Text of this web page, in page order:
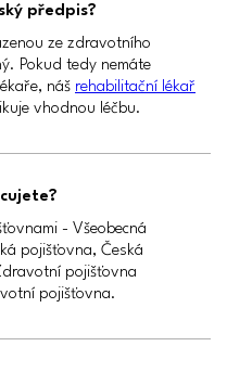
předpis?
ze zdravotního
Pokud tedy nemáte
náš rehabilitační lékař
vhodnou léčbu.
- Všeobecná
pojišťovna, Česká
pojišťovna
pojišťovna.